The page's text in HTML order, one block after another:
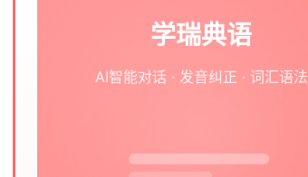
学瑞典语
AI智能对话 · 发音纠正 · 词汇语法